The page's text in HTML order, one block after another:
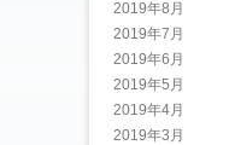
2019年8月
2019年7月
2019年6月
2019年5月
2019年4月
2019年3月